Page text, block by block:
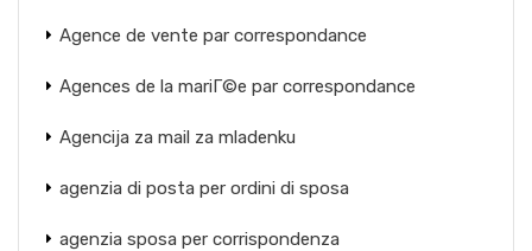
Agence de vente par correspondance
Agences de la mariГ©e par correspondance
Agencija za mail za mladenku
agenzia di posta per ordini di sposa
agenzia sposa per corrispondenza